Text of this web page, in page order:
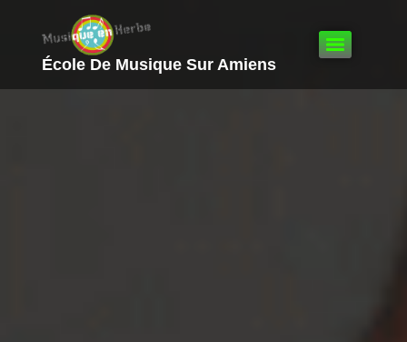
École De Musique Sur Amiens